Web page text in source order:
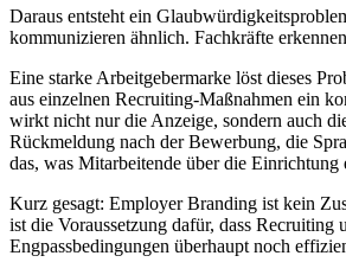
Daraus entsteht ein
kommunizieren ähnlich. Fachkräfte
Eine starke Arbeitgebermarke löst dieses
aus einzelnen Recruiting-Maßnahmen ein
wirkt nicht nur die Anzeige, sondern auch
Rückmeldung nach der Bewerbung, die
das, was Mitarbeitende über die Einrichtung
Kurz gesagt: Employer Branding ist kein
ist die Voraussetzung dafür, dass Recruiting
Engpassbedingungen überhaupt noch